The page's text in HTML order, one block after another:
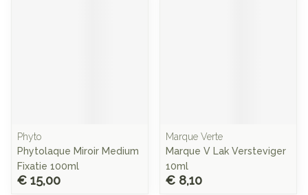
Phyto
Phytolaque Miroir Medium
Fixatie 100ml
€ 15,00
Marque Verte
Marque V Lak Versteviger
10ml
€ 8,10